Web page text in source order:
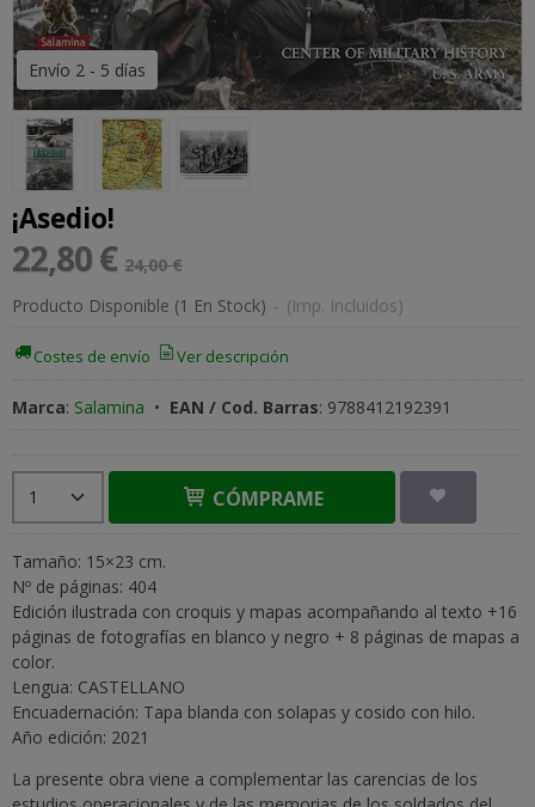
Envío 2 - 5 días
¡Asedio!
22,80 € 24,00 €
Producto Disponible (1 En Stock) - (Imp. Incluidos)
Costes de envío Ver descripción
Marca: Salamina • EAN / Cod. Barras: 9788412192391
CÓMPRAME
Tamaño: 15×23 cm.
Nº de páginas: 404
Edición ilustrada con croquis y mapas acompañando al texto +16
páginas de fotografías en blanco y negro + 8 páginas de mapas a
color.
Lengua: CASTELLANO
Encuadernación: Tapa blanda con solapas y cosido con hilo.
Año edición: 2021
La presente obra viene a complementar las carencias de los